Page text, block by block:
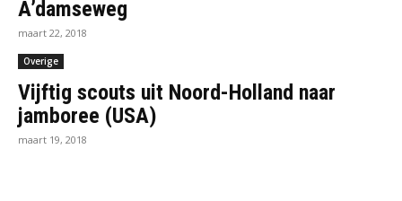
A’damseweg
maart 22, 2018
Overige
Vijftig scouts uit Noord-Holland naar
jamboree (USA)
maart 19, 2018